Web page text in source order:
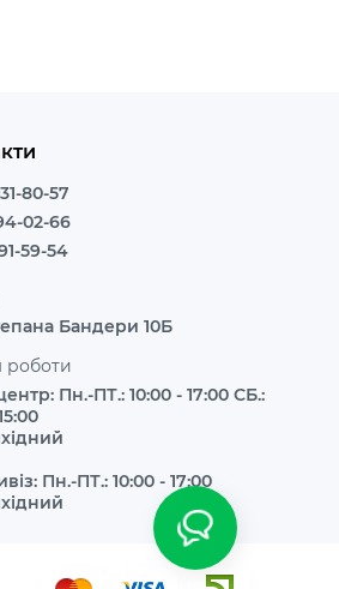
80-57
02-66
59-54
Бандери 10Б
Пн.-ПТ.: 10:00 - 17:00 СБ.:
Пн.-ПТ.: 10:00 - 17:00